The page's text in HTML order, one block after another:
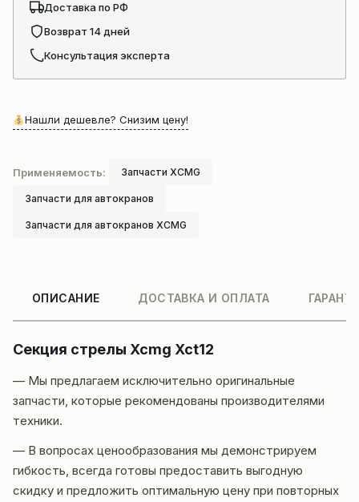
Доставка по РФ
Возврат 14 дней
Консультация эксперта
Нашли дешевле? Снизим цену!
Применяемость: Запчасти XCMG
Запчасти для автокранов
Запчасти для автокранов XCMG
ОПИСАНИЕ ДОСТАВКА И ОПЛАТА
Секция стрелы Xcmg Xct12
— Мы предлагаем исключительно оригинальные
запчасти, которые рекомендованы производителями
техники.
— В вопросах ценообразования мы демонстрируем
гибкость, всегда готовы предоставить выгодную
скидку и предложить оптимальную цену при повторных